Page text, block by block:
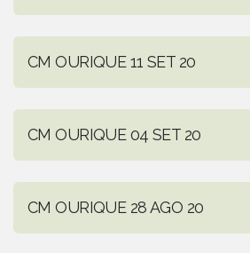
CM OURIQUE 11 SET 20
CM OURIQUE 04 SET 20
CM OURIQUE 28 AGO 20